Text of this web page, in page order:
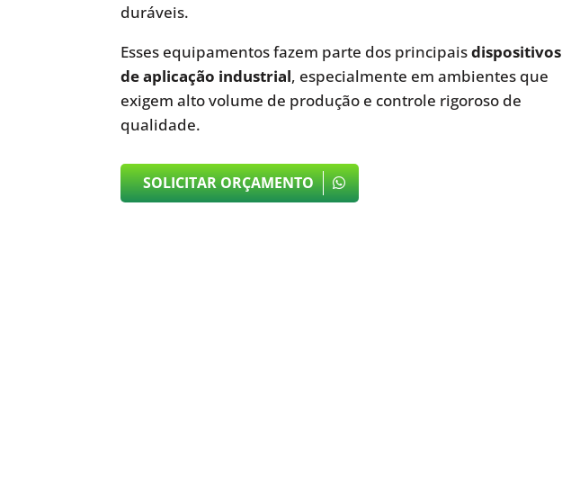
duráveis.
Esses equipamentos fazem parte dos principaisdispositivos
de aplicação industrial, especialmente em ambientes que
exigem alto volume de produção e controle rigoroso de
qualidade.
SOLICITAR ORÇAMENTO